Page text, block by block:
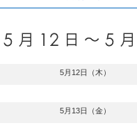
5月12日（木）
5月13日（金）